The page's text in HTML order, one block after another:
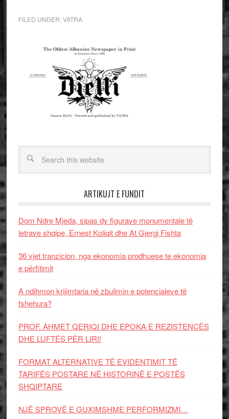
FILED UNDER:VATRA
ARTIKUJT E FUNDIT
Dom Ndre Mjeda, sipas dy figurave monumentale të
letrave shqipe, Ernest Koliqit dhe At Gjergj Fishta
36 vjet tranzicion, nga ekonomia prodhuese te ekonomia
e përfitimit
A ndihmon krijimtaria në zbulimin e potencialeve të
fshehura?
PROF. AHMET QERIQI DHE EPOKA E REZISTENCЁS
DHE LUFTЁS PЁR LIRI!
FORMAT ALTERNATIVE TË EVIDENTIMIT TË
TARIFËS POSTARE NË HISTORINË E POSTËS
SHQIPTARE
NJË SPROVË E GUXIMSHME PERFORMIZMI…